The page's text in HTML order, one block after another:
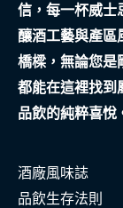
信，每一杯威士
釀酒工藝與產區
橋樑，無論您是
都能在這裡找到
品飲的純粹喜悅
酒廠風味誌
品飲生存法則